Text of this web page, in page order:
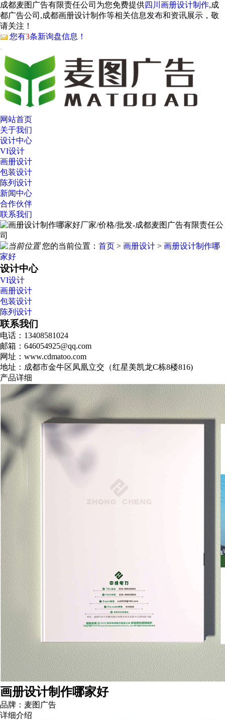
成都麦图广告有限责任公司为您免费提供四川画册设计制作,成
都广告公司,成都画册设计制作等相关信息发布和资讯展示，敬
请关注！
您有3条新询盘信息！
网站首页
关于我们
设计中心
VI设计
画册设计
包装设计
陈列设计
新闻中心
合作伙伴
联系我们
您的当前位置： 首页 > 画册设计 > 画册设计制作哪
家好
设计中心
VI设计
画册设计
包装设计
陈列设计
联系我们
电话：13408581024
邮箱：646054925@qq.com
网址：www.cdmatoo.com
地址：成都市金牛区凤凰立交（红星美凯龙C栋8楼816)
产品详细
画册设计制作哪家好
品牌：麦图广告
详细介绍